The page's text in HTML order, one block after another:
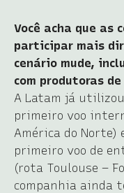
Você acha que as
participar mais
cenário mude,
com produtoras de
A Latam já utilizou
primeiro voo
América do Norte)
primeiro voo de
(rota Toulouse –
companhia ainda